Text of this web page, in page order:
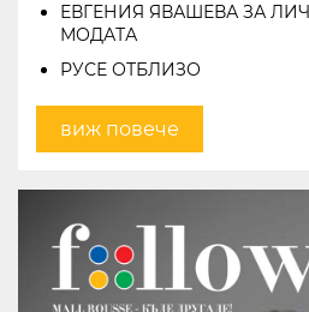
ЕВГЕНИЯ ЯВАШЕВА ЗА
МОДАТА
РУСЕ ОТБЛИЗО
виж повече
KABOOM ПОЛИТИКА ЗА
KABOOM ПОЛИТИКА ЗА ОБРАБОТВАНЕ И